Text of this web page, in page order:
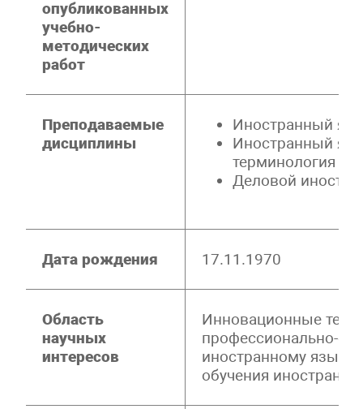
опубликованных
учебно-
методических
работ
Преподаваемые
дисциплины
Иностранный
Иностранный
терминология и
Деловой
Дата рождения 17.11.1970
Область
научных
интересов
Инновационные
профессионально-
иностранному
обучения